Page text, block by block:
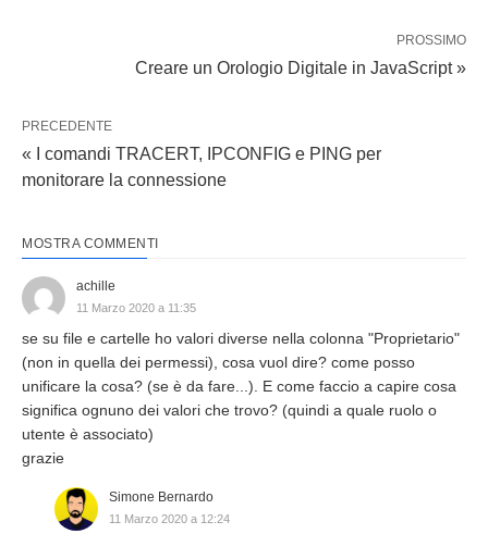
PROSSIMO
Creare un Orologio Digitale in JavaScript »
PRECEDENTE
« I comandi TRACERT, IPCONFIG e PING per
monitorare la connessione
MOSTRA COMMENTI
achille
11 Marzo 2020 a 11:35
se su file e cartelle ho valori diverse nella colonna "Proprietario"
(non in quella dei permessi), cosa vuol dire? come posso
unificare la cosa? (se è da fare...). E come faccio a capire cosa
significa ognuno dei valori che trovo? (quindi a quale ruolo o
utente è associato)
grazie
Simone Bernardo
11 Marzo 2020 a 12:24